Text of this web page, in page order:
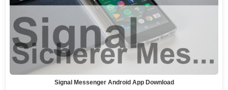
Signal Messenger Android App Download